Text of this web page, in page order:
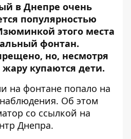
в Днепре очень
популярностью
этого места
фонтан.
но, несмотря
купаются дети.
на фонтане попало на
Об этом
со ссылкой на
Днепра.